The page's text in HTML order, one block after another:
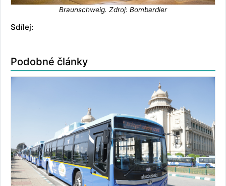
Braunschweig. Zdroj: Bombardier
Sdílej:
Podobné články